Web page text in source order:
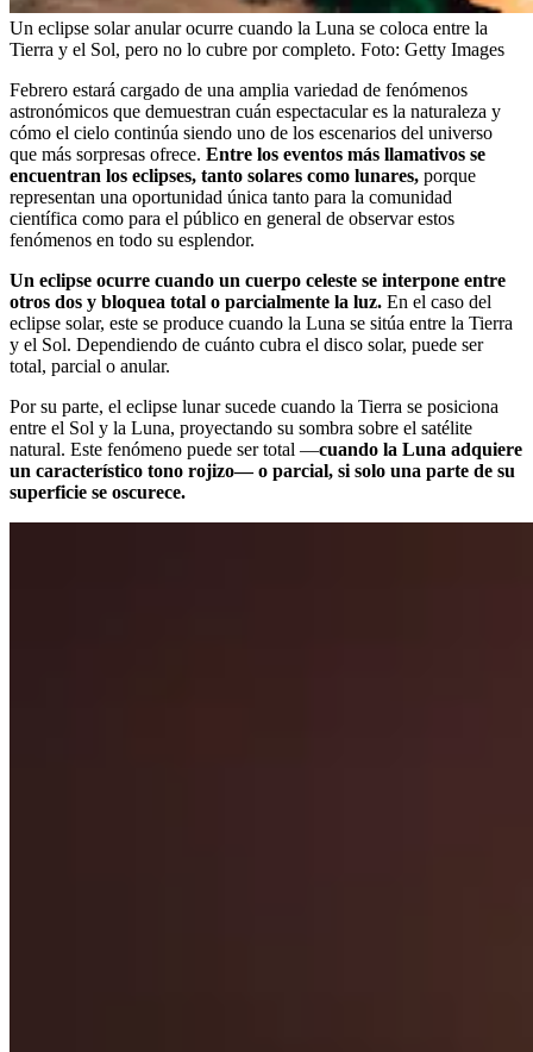
Un eclipse solar anular ocurre cuando la Luna se coloca entre la
Tierra y el Sol, pero no lo cubre por completo. Foto: Getty Images
Febrero estará cargado de una amplia variedad de fenómenos
astronómicos que demuestran cuán espectacular es la naturaleza y
cómo el cielo continúa siendo uno de los escenarios del universo
que más sorpresas ofrece. Entre los eventos más llamativos se
encuentran los eclipses, tanto solares como lunares, porque
representan una oportunidad única tanto para la comunidad
científica como para el público en general de observar estos
fenómenos en todo su esplendor.
Un eclipse ocurre cuando un cuerpo celeste se interpone entre
otros dos y bloquea total o parcialmente la luz. En el caso del
eclipse solar, este se produce cuando la Luna se sitúa entre la Tierra
y el Sol. Dependiendo de cuánto cubra el disco solar, puede ser
total, parcial o anular.
Por su parte, el eclipse lunar sucede cuando la Tierra se posiciona
entre el Sol y la Luna, proyectando su sombra sobre el satélite
natural. Este fenómeno puede ser total —cuando la Luna adquiere
un característico tono rojizo— o parcial, si solo una parte de su
superficie se oscurece.